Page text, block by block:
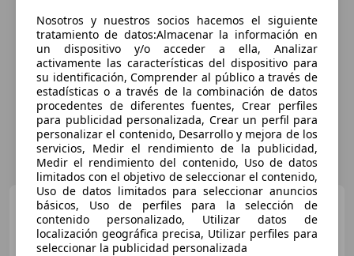
Opel MokkaX 1.4T GLP
Selective 4x2
Nosotros y nuestros socios hacemos el siguiente
tratamiento de datos:Almacenar la información en
un dispositivo y/o acceder a ella, Analizar
activamente las características del dispositivo para
su identificación, Comprender al público a través de
estadísticas o a través de la combinación de datos
procedentes de diferentes fuentes, Crear perfiles
para publicidad personalizada, Crear un perfil para
personalizar el contenido, Desarrollo y mejora de los
servicios, Medir el rendimiento de la publicidad,
Medir el rendimiento del contenido, Uso de datos
limitados con el objetivo de seleccionar el contenido,
Uso de datos limitados para seleccionar anuncios
básicos, Uso de perfiles para la selección de
contenido personalizado, Utilizar datos de
localización geográfica precisa, Utilizar perfiles para
seleccionar la publicidad personalizada